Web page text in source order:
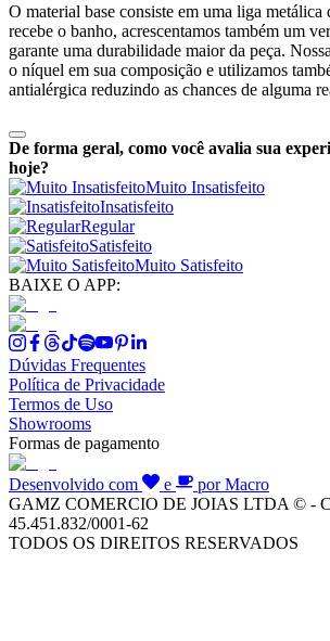
O material base consiste em uma liga metálica
recebe o banho, acrescentamos também um
garante uma durabilidade maior da peça.
o níquel em sua composição e utilizamos
antialérgica reduzindo as chances de alguma
De forma geral, como você avalia sua
hoje?
Muito Insatisfeito
Insatisfeito
Regular
Satisfeito
Muito Satisfeito
BAIXE O APP:
Dúvidas Frequentes
Política de Privacidade
Termos de Uso
Showrooms
Formas de pagamento
Desenvolvido com e
por Macro
GAMZ COMERCIO DE JOIAS LTDA © -
45.451.832/0001-62
TODOS OS DIREITOS RESERVADOS